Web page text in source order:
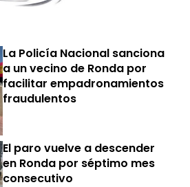
La Policía Nacional sanciona
a un vecino de Ronda por
facilitar empadronamientos
fraudulentos
El paro vuelve a descender
en Ronda por séptimo mes
consecutivo